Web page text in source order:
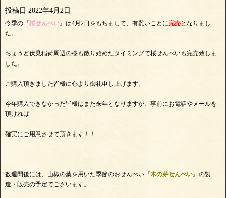
投稿日 2022年4月2日
今季の『桜せんべい』は4月2日をもちまして、有難いことに完売となりまし
た。
ちょうど伏見稲荷周辺の桜も散り始めたタイミングで桜せんべいも完売致しま
した。
ご購入頂きました皆様に心より御礼申し上げます。
今年購入できなかった皆様はまた来年となりますが、事前にお電話やメールを
頂ければ
確実にご用意させて頂きます！！
数週間後には、山椒の葉を用いた季節のおせんべい『木の芽せんべい』の製
造・販売の予定でございます。